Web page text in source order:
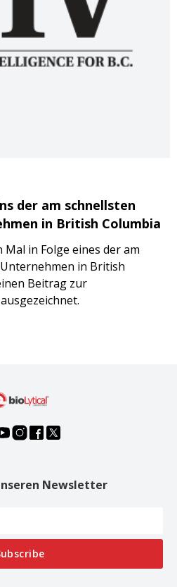
der am schnellsten
in British Columbia
in Folge eines der am
in British
Beitrag zur
Newsletter